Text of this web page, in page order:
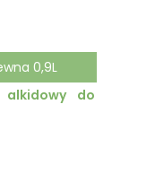
0,9L
alkidowy do